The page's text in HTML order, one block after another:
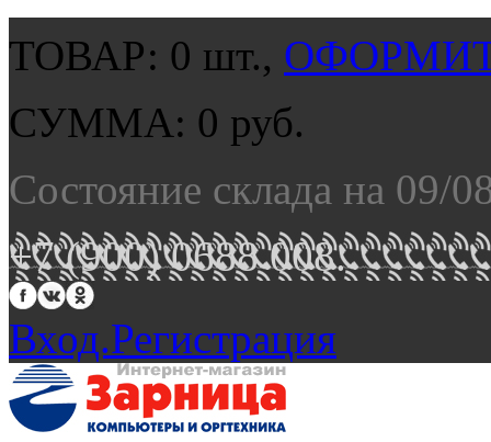
ТОВАР: 0 шт.,
СУММА: 0 руб.
Состояние склада на 09/
+7 (900) 0688 008.
Вход.Регистрация